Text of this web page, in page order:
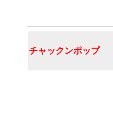
チャックンポップ